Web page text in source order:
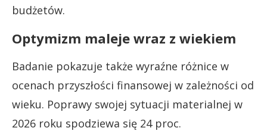
budżetów.
Optymizm maleje wraz z wiekiem
Badanie pokazuje także wyraźne różnice w
ocenach przyszłości finansowej w zależności od
wieku. Poprawy swojej sytuacji materialnej w
2026 roku spodziewa się 24 proc.